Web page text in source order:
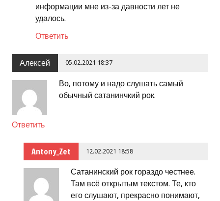
информации мне из-за давности лет не
удалось.
Ответить
Алексей 05.02.2021 18:37
Во, потому и надо слушать самый
обычный сатанинчкий рок.
Ответить
Antony_Zet 12.02.2021 18:58
Сатанинский рок гораздо честнее.
Там всё открытым текстом. Те, кто
его слушают, прекрасно понимают,